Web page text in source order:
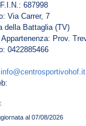
687998
Via Carrer, 7
della Battaglia (TV)
Prov.
0422885466
info@centrosportivohof.it
al 07/08/2026